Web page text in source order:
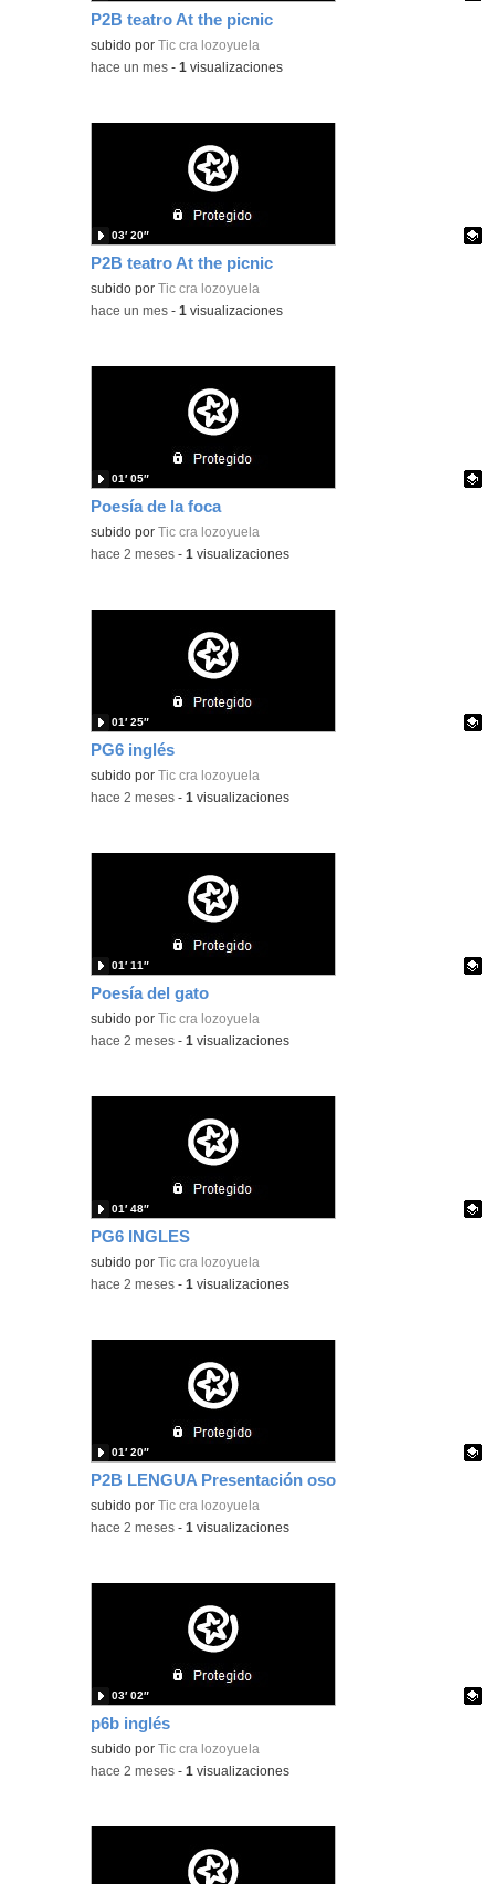
P2B teatro At the picnic
Contenido educativo.
subido por Tic cra lozoyuela
-hace un mes -1 visualizaciones
P2B teatro At the picnic
Contenido educativo.
subido por Tic cra lozoyuela
03′ 20″
-hace un mes -1 visualizaciones
Poesía de la foca
Contenido educativo.
subido por Tic cra lozoyuela
01′ 05″
-hace 2 meses -1 visualizaciones
PG6 inglés
Contenido educativo.
subido por Tic cra lozoyuela
01′ 25″
-hace 2 meses -1 visualizaciones
Poesía del gato
Contenido educativo.
subido por Tic cra lozoyuela
01′ 11″
-hace 2 meses -1 visualizaciones
PG6 INGLES
Contenido educativo.
subido por Tic cra lozoyuela
01′ 48″
-hace 2 meses -1 visualizaciones
P2B LENGUA Presentación oso
Contenido educativo.
subido por Tic cra lozoyuela
01′ 20″
-hace 2 meses -1 visualizaciones
p6b inglés
Contenido educativo.
subido por Tic cra lozoyuela
03′ 02″
-hace 2 meses -1 visualizaciones